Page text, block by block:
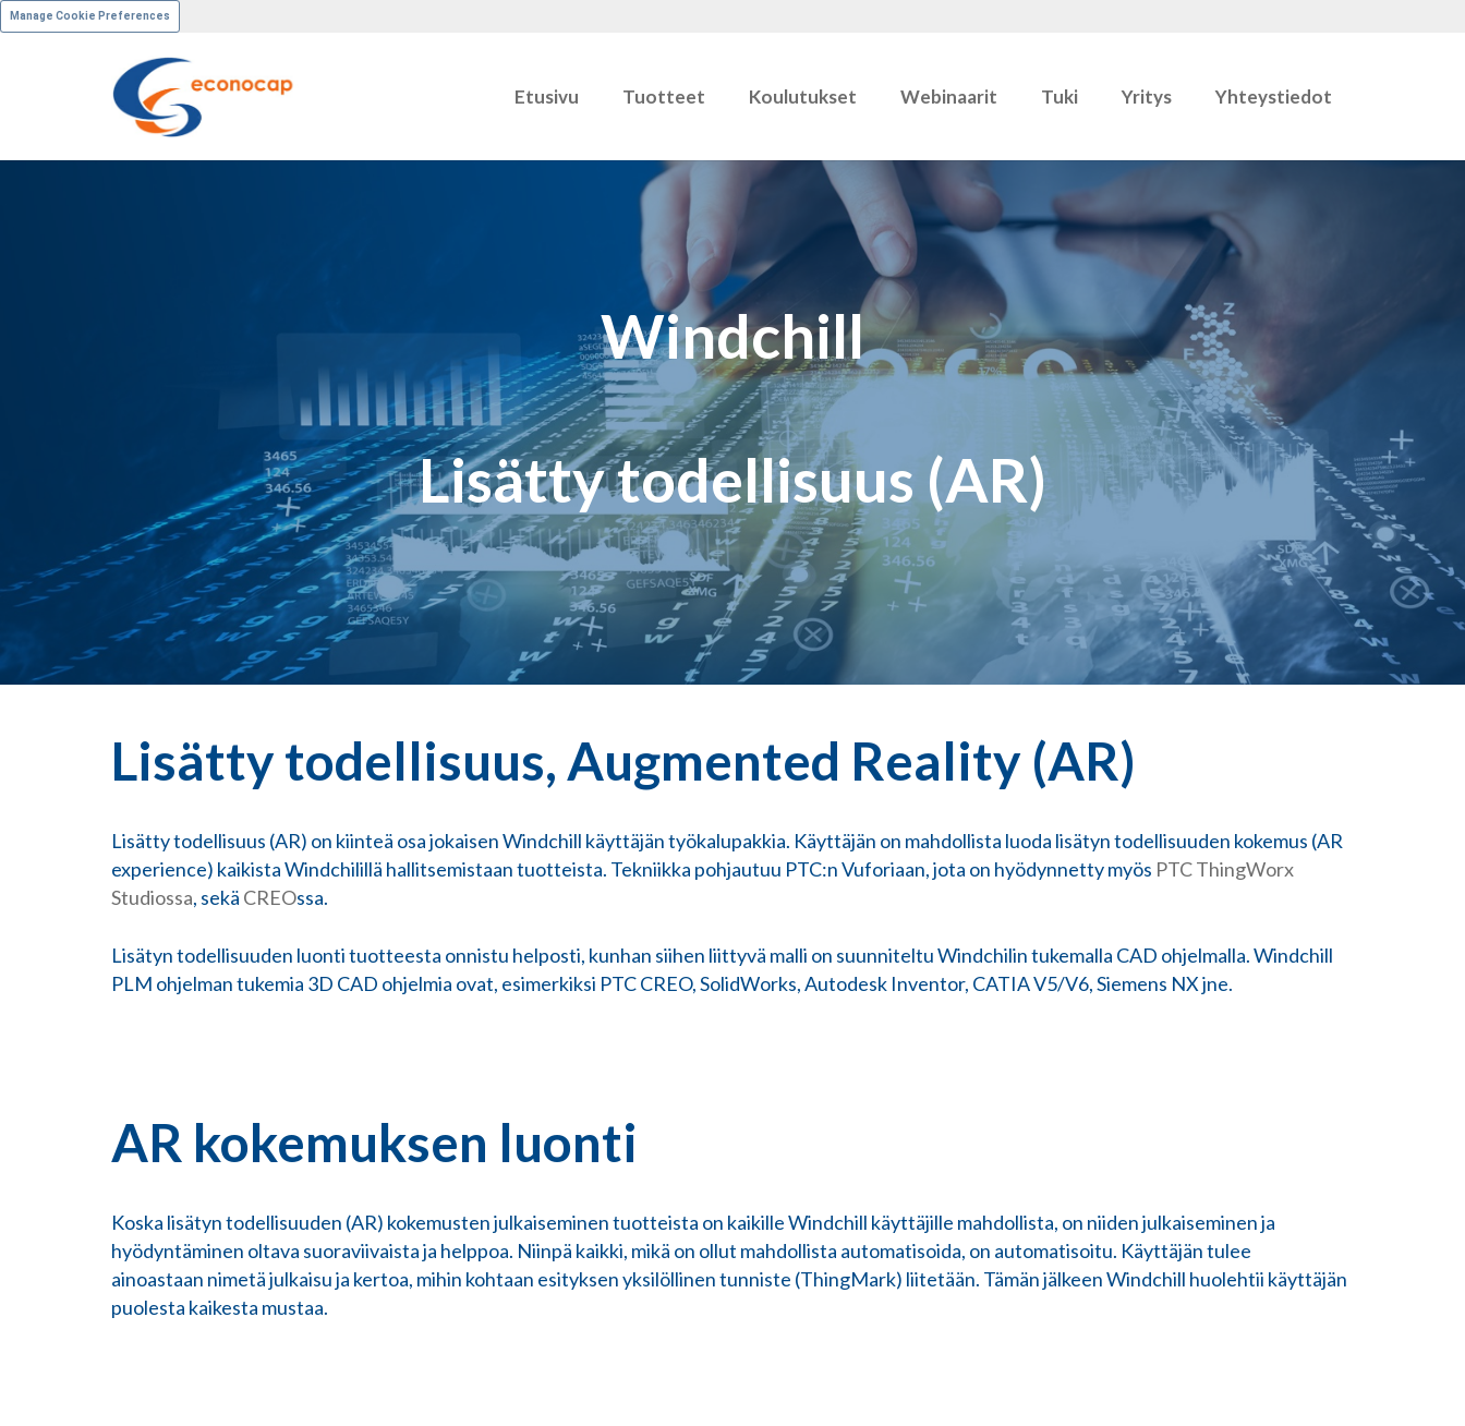
Manage Cookie Preferences
Etusivu Tuotteet Koulutukset Webinaarit Tuki Yritys Yhteystiedot
Windchill
Lisätty todellisuus (AR)
Lisätty todellisuus, Augmented Reality (AR)
Lisätty todellisuus (AR) on kiinteä osa jokaisen Windchill käyttäjän työkalupakkia. Käyttäjän on mahdollista luoda lisätyn todellisuuden kokemus (AR
experience) kaikista Windchilillä hallitsemistaan tuotteista. Tekniikka pohjautuu PTC:n Vuforiaan, jota on hyödynnetty myös PTC ThingWorx
Studiossa, sekä CREOssa.
Lisätyn todellisuuden luonti tuotteesta onnistu helposti, kunhan siihen liittyvä malli on suunniteltu Windchilin tukemalla CAD ohjelmalla. Windchill
PLM ohjelman tukemia 3D CAD ohjelmia ovat, esimerkiksi PTC CREO, SolidWorks, Autodesk Inventor, CATIA V5/V6, Siemens NX jne.
AR kokemuksen luonti
Koska lisätyn todellisuuden (AR) kokemusten julkaiseminen tuotteista on kaikille Windchill käyttäjille mahdollista, on niiden julkaiseminen ja
hyödyntäminen oltava suoraviivaista ja helppoa. Niinpä kaikki, mikä on ollut mahdollista automatisoida, on automatisoitu. Käyttäjän tulee
ainoastaan nimetä julkaisu ja kertoa, mihin kohtaan esityksen yksilöllinen tunniste (ThingMark) liitetään. Tämän jälkeen Windchill huolehtii käyttäjän
puolesta kaikesta mustaa.